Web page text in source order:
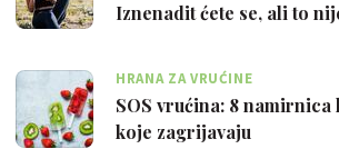
Iznenadit ćete se, ali to
HRANA ZA VRUĆINE
SOS vrućina: 8 namirnica
koje zagrijavaju